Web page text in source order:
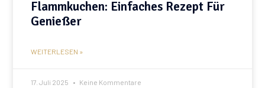
Flammkuchen: Einfaches Rezept Für
Genießer
WEITERLESEN »
17. Juli 2025 Keine Kommentare